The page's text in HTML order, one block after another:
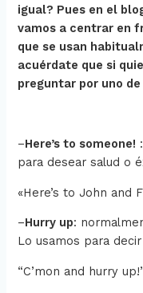
igual? Pues en el
vamos a centrar en
que se usan
acuérdate que si
preguntar por uno
–Here’s to someone!
para desear salud o
«Here’s to John and
–Hurry up:
Lo usamos para
“C’mon and hurry